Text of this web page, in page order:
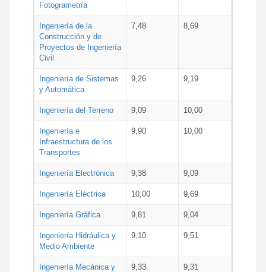
Fotogrametría
Ingeniería de la
Construcción y de
Proyectos de Ingeniería
Civil
7,48 8,69
Ingeniería de Sistemas
y Automática
9,26 9,19
Ingeniería del Terreno 9,09 10,00
Ingeniería e
Infraestructura de los
Transportes
9,90 10,00
Ingeniería Electrónica 9,38 9,09
Ingeniería Eléctrica 10,00 9,69
Ingeniería Gráfica 9,81 9,04
Ingeniería Hidráulica y
Medio Ambiente
9,10 9,51
Ingeniería Mecánica y
9,33 9,31